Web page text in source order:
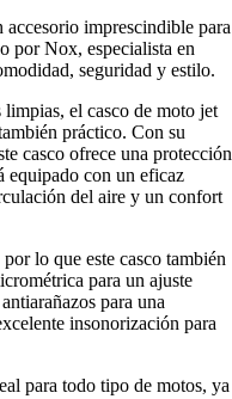
imprescindible para
por Nox, especialista en
seguridad y estilo.
el casco de moto jet
práctico. Con su
casco ofrece una protección
equipado con un eficaz
del aire y un confort
lo que este casco también
para un ajuste
para una
insonorización para
para todo tipo de motos, ya